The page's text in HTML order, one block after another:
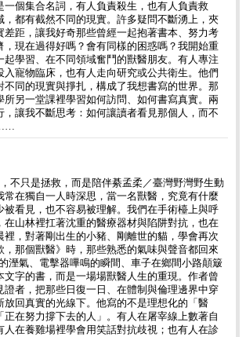
一個集合名詞，有人負責殺生，也有人負責救
，都有截然不同的現實。許多疑問不斷湧上，夾
差距，讓我好奇那些曾經一起抱著書本、努力考
，現在過得好嗎？會有同樣的困惑嗎？我開始重
起學習、在不同領域奮鬥的獸醫朋友。有人專注
入寵物臨床，也有人走向研究或公共衛生。他們
不同的現實與掙扎，構成了我想書寫的世界。那
所另一堂課裡學習如何訪問、如何書寫真實。兩
，讓我不斷思考：如何讓讀者看見那個人，而不
……
不只是拯救，而是陪伴綦孟柔／臺灣野灣野生動
常在獨自一人時深思，當一名獸醫，究竟有什麼
被看見，也不容易被理解。我們在手術檯上與呼
在山林裡扛著沈重的醫療器材與陷阱對抗，也在
裡，對著剛出生的小豬、剛離世的貓，學會再次
，那個獸醫》時，那些熟悉的氣味與聲音都回來
溼氣、電擊器嗶鳴的瞬間、車子在鄉間小路顛簸
文字的書，而是一場場獸醫人生的重現。作者曾
證者，把那些日復一日、在體制與倫理邊界中穿
放回真實的光線下。他寫的不是理想化的「醫
正在努力撐下去的人」。有人在屠宰線上數著自
人在養雞場裡學會用笑話對抗歧視；也有人在診